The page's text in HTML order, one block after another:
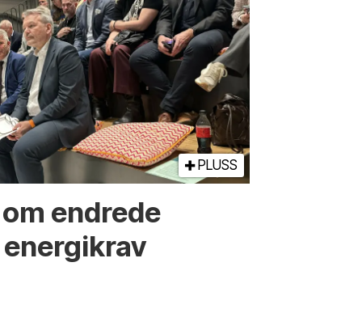
PLUSS
endrede